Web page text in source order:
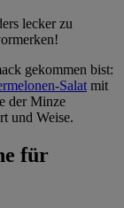
lecker zu
gekommen bist:
Salat mit
der Minze
und Weise.
für